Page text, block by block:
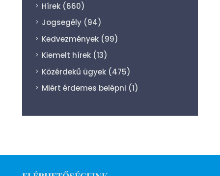
Hírek (660)
Jogsegély (94)
Kedvezmények (99)
Kiemelt hírek (13)
Közérdekű ügyek (475)
Miért érdemes belépni (1)